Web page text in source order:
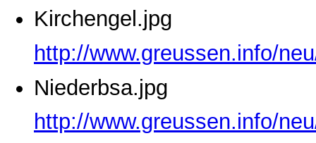
Kirchengel.jpg
http://www.greussen.info/
Niederbsa.jpg
http://www.greussen.info/